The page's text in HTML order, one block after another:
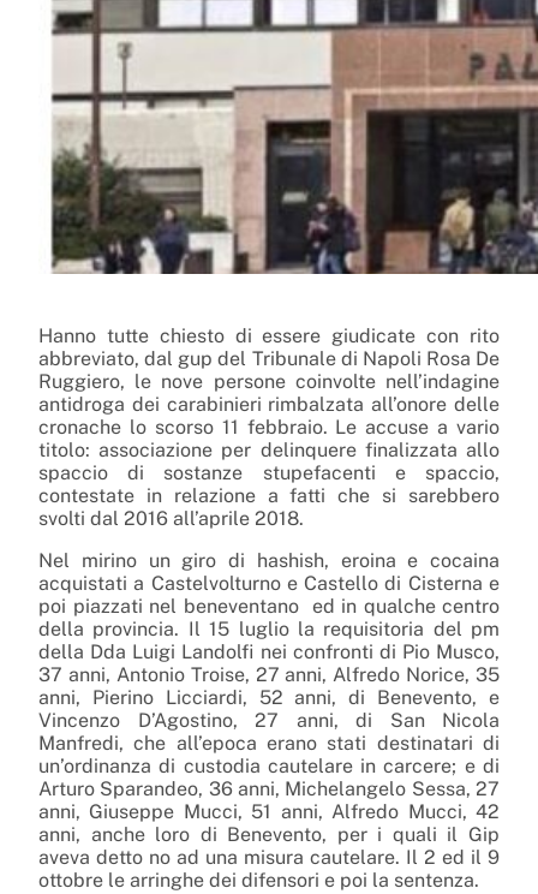
Hanno tutte chiesto di essere giudicate con rito
abbreviato, dal gup del Tribunale di Napoli Rosa De
Ruggiero, le nove persone coinvolte nell’indagine
antidroga dei carabinieri rimbalzata all’onore delle
cronache lo scorso 11 febbraio. Le accuse a vario
titolo: associazione per delinquere finalizzata allo
spaccio di sostanze stupefacenti e spaccio,
contestate in relazione a fatti che si sarebbero
svolti dal 2016 all’aprile 2018.
Nel mirino un giro di hashish, eroina e cocaina
acquistati a Castelvolturno e Castello di Cisterna e
poi piazzati nel beneventano ed in qualche centro
della provincia. Il 15 luglio la requisitoria del pm
della Dda Luigi Landolfi nei confronti di Pio Musco,
37 anni, Antonio Troise, 27 anni, Alfredo Norice, 35
anni, Pierino Licciardi, 52 anni, di Benevento, e
Vincenzo D’Agostino, 27 anni, di San Nicola
Manfredi, che all’epoca erano stati destinatari di
un’ordinanza di custodia cautelare in carcere; e di
Arturo Sparandeo, 36 anni, Michelangelo Sessa, 27
anni, Giuseppe Mucci, 51 anni, Alfredo Mucci, 42
anni, anche loro di Benevento, per i quali il Gip
aveva detto no ad una misura cautelare. Il 2 ed il 9
ottobre le arringhe dei difensori e poi la sentenza.